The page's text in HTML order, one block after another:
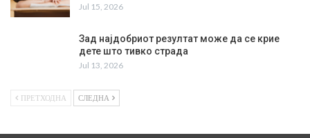
Jul 15, 2026
Зад најдобриот резултат може да се крие
дете што тивко страда
Jul 13, 2026
ПРЕТХОДНА СЛЕДНА